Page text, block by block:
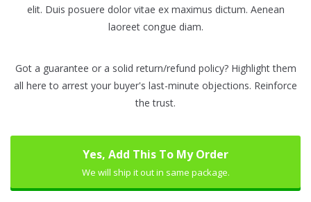
elit. Duis posuere dolor vitae ex maximus dictum. Aenean
laoreet congue diam.
Got a guarantee or a solid return/refund policy? Highlight them
all here to arrest your buyer's last-minute objections. Reinforce
the trust.
Yes, Add This To My Order
We will ship it out in same package.